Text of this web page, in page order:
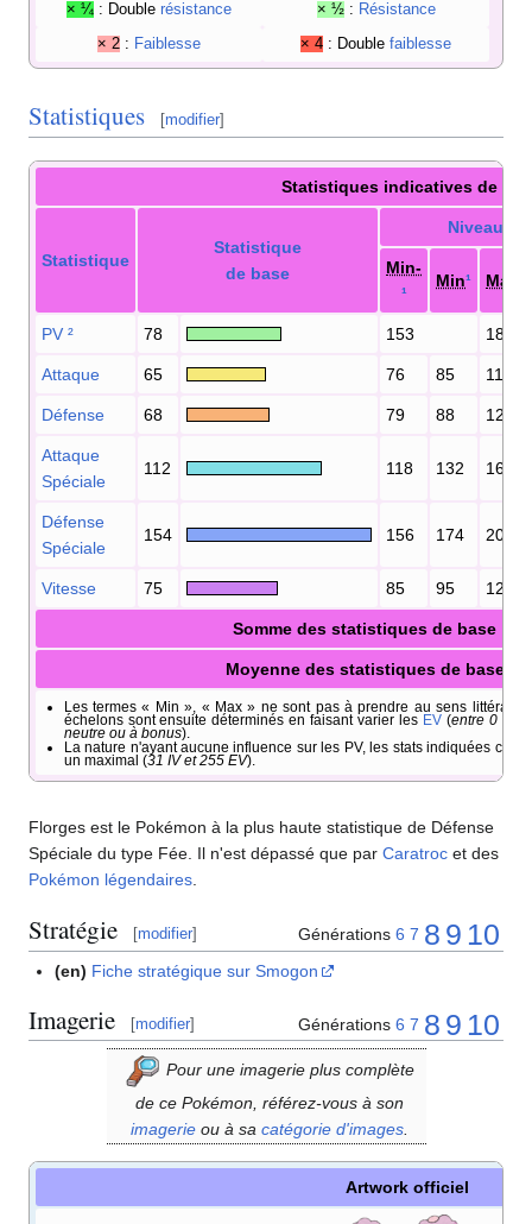
× ¼ : Double résistance × ½ : Résistance
× 2 : Faiblesse × 4 : Double faiblesse
Statistiques [modifier]
Statistiques indicatives de
Statistique
Statistique
de base
Niveau
Min-
¹
Min¹ Max
PV ² 78 153 185
Attaque 65 76 85 117
Défense 68 79 88 120
Attaque
Spéciale
112 118 132 164
Défense
Spéciale
154 156 174 206
Vitesse 75 85 95 127
Somme des statistiques de base
Moyenne des statistiques de base
Les termes « Min », « Max » ne sont pas à prendre au sens littéral.
échelons sont ensuite déterminés en faisant varier les EV (entre 0 et
neutre ou à bonus).
La nature n'ayant aucune influence sur les PV, les stats indiquées
un maximal (31 IV et 255 EV).
Florges est le Pokémon à la plus haute statistique de Défense
Spéciale du type Fée. Il n'est dépassé que par Caratroc et des
Pokémon légendaires
Stratégie [modifier] Générations 6 7 8 9 10
(en) Fiche stratégique sur Smogon
Imagerie [modifier] Générations 6 7 8 9 10
Pour une imagerie plus complète
de ce Pokémon, référez-vous à son
imagerieou à sa catégorie d'images.
Artwork officiel